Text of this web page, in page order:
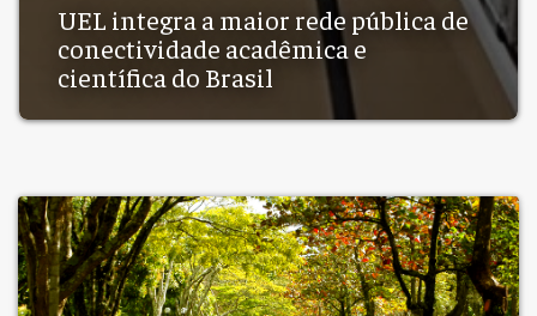
UEL integra a maior rede pública de
conectividade acadêmica e
científica do Brasil